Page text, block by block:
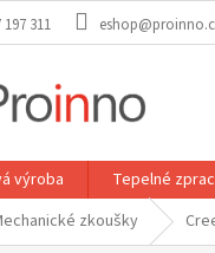
311
výroba Tepelné
zkoušky